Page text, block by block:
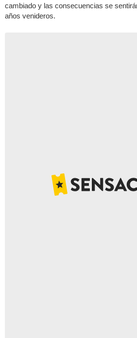
cambiado y las consecuencias se
años venideros.